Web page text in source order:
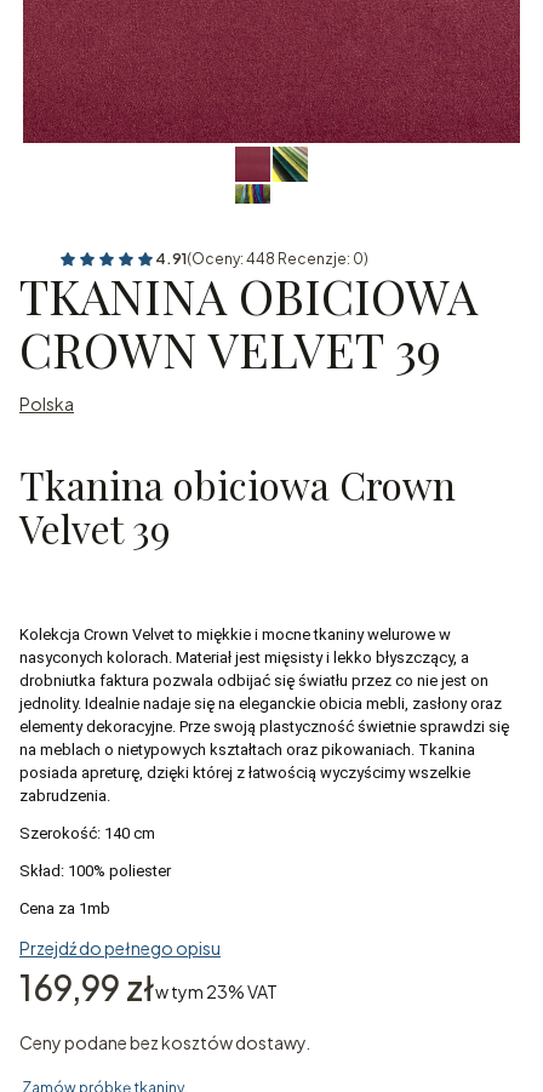
4.91(Oceny: 448 Recenzje: 0)
TKANINA OBICIOWA
CROWN VELVET 39
Polska
Tkanina obiciowa Crown
Velvet 39
Kolekcja Crown Velvet to miękkie i mocne tkaniny welurowe w
nasyconych kolorach. Materiał jest mięsisty i lekko błyszczący, a
drobniutka faktura pozwala odbijać się światłu przez co nie jest on
jednolity. Idealnie nadaje się na eleganckie obicia mebli, zasłony oraz
elementy dekoracyjne. Prze swoją plastyczność świetnie sprawdzi się
na meblach o nietypowych kształtach oraz pikowaniach. Tkanina
posiada apreturę, dzięki której z łatwością wyczyścimy wszelkie
zabrudzenia.
Szerokość: 140 cm
Skład: 100% poliester
Cena za 1mb
Przejdź do pełnego opisu
Cena
169,99 złw tym 23% VAT
w tym 23%VAT
Ceny podane bez kosztów dostawy.
Zamów próbkę tkaniny.